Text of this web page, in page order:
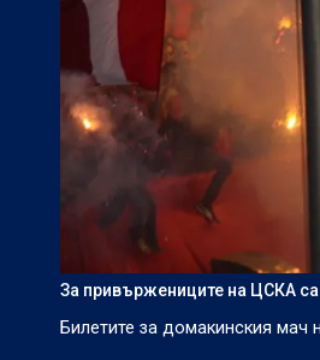
За привържениците на ЦСКА
Билетите за домакинския